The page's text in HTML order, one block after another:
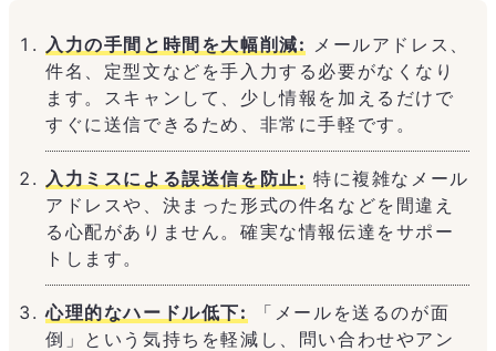
入力の手間と時間を大幅削減:
メールアドレス、
件名、定型文などを手入力する必要がなくなり
ます。スキャンして、少し情報を加えるだけで
すぐに送信できるため、非常に手軽です。
入力ミスによる誤送信を防止: 特に複雑なメール
アドレスや、決まった形式の件名などを間違え
る心配がありません。確実な情報伝達をサポー
トします。
心理的なハードル低下:
「メールを送るのが面
倒」という気持ちを軽減し、問い合わせやアン